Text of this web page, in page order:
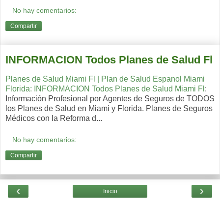
No hay comentarios:
Compartir
INFORMACION Todos Planes de Salud Fl
Planes de Salud Miami Fl | Plan de Salud Espanol Miami
Florida: INFORMACION Todos Planes de Salud Miami Fl :
Información Profesional por Agentes de Seguros de TODOS
los Planes de Salud en Miami y Florida. Planes de Seguros
Médicos con la Reforma d...
No hay comentarios:
Compartir
‹ ›
Inicio